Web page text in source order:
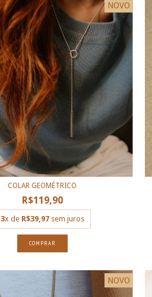
NOVO
COLAR GEOMÉTRICO
R$119,90
3x de R$39,97sem juros
COMPRAR
NOVO